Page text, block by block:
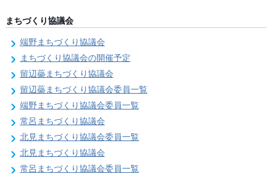
まちづくり協議会
端野まちづくり協議会
まちづくり協議会の開催予定
留辺蘂まちづくり協議会
留辺蘂まちづくり協議会委員一覧
端野まちづくり協議会委員一覧
常呂まちづくり協議会
北見まちづくり協議会委員一覧
北見まちづくり協議会
常呂まちづくり協議会委員一覧